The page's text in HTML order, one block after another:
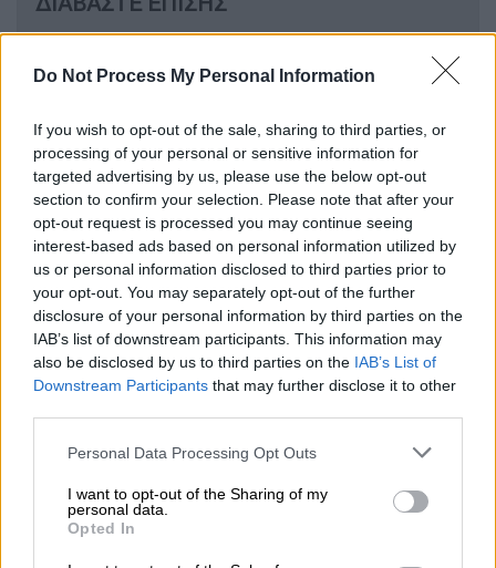
Do Not Process My Personal Information
If you wish to opt-out of the sale, sharing to third parties, or
processing of your personal or sensitive information for
targeted advertising by us, please use the below opt-out
section to confirm your selection. Please note that after your
opt-out request is processed you may continue seeing
interest-based ads based on personal information utilized by
us or personal information disclosed to third parties prior to
your opt-out. You may separately opt-out of the further
disclosure of your personal information by third parties on the
IAB’s list of downstream participants. This information may
also be disclosed by us to third parties on the IAB’s List of
Downstream Participants that may further disclose it to other
Please note that this website/app uses one or more Google
not limited to your visit or usage behaviour. You may click to
grant or deny consent to Google and its third-party tags to
use your data for below specified purposes in below Google
consent section.
Personal Data Processing Opt Outs
I want to opt-out of the Sharing of my
personal data.
Opted In
«Σείστηκε» το ΟΑΚΑ από το
Πυρετώδεις πρόβες πριν τη μεγάλη
συναυλία στην Αθήνα
Η τεράστια ζήτηση
Από το πρωί της Παρασκευής (08/05),
πλήθος θαυμαστών έχει συγκεντρωθεί στην
Τεχνόπολη Δήμου Αθηναίων, όπου
Η προσέλευση του κόσμου είναι
εντυπωσιακή,